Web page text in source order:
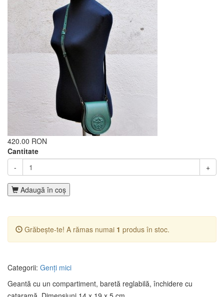
420.00 RON
Cantitate
-
+
Adaugă în coş
Grăbește-te! A rămas numai 1 produs în stoc.
Categorii: Genți mici
Geantă cu un compartiment, baretă reglabilă, închidere cu